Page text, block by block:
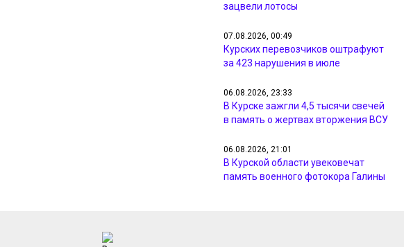
зацвели лотосы
07.08.2026, 00:49
Курских перевозчиков оштрафуют
за 423 нарушения в июле
06.08.2026, 23:33
В Курске зажгли 4,5 тысячи свечей
в память о жертвах вторжения ВСУ
06.08.2026, 21:01
В Курской области увековечат
память военного фотокора Галины